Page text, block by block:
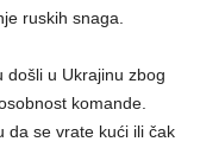
ruskih snaga.
došli u Ukrajinu zbog
komande.
da se vrate kući ili čak